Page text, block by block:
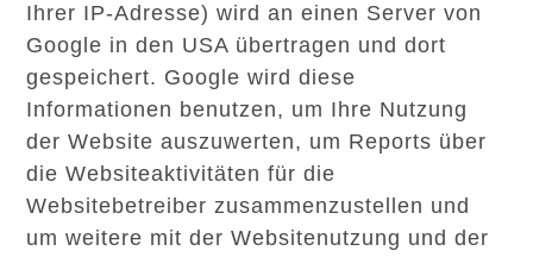
Ihrer IP-Adresse) wird an einen Server von
Google in den USA übertragen und dort
gespeichert. Google wird diese
Informationen benutzen, um Ihre Nutzung
der Website auszuwerten, um Reports über
die Websiteaktivitäten für die
Websitebetreiber zusammenzustellen und
um weitere mit der Websitenutzung und der